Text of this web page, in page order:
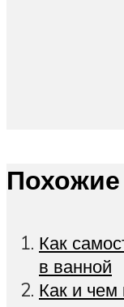
Похожие
Как
в ванной
Как и чем